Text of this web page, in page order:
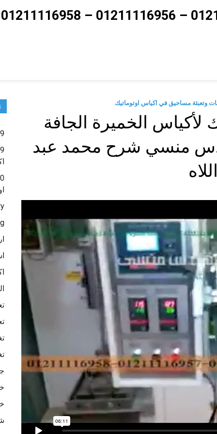
لأكياس الخميرة الجافة
مهندس منسي شرح محمد عبد
اللاه
9 – ماكينات تعبئة حبوب و حبيبات و بودر شديد النعومة